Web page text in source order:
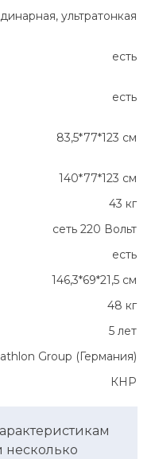
ультратонкая
есть
есть
83,5*77*123 см
140*77*123 см
43 кг
сеть 220 Вольт
есть
146,3*69*21,5 см
48 кг
5 лет
Group (Германия)
КНР
несколько